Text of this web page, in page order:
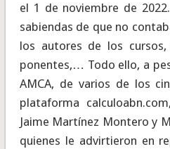
el 1 de noviembre de
sabiendas de que no
los autores de los
ponentes,… Todo ello, a
AMCA, de varios de los
plataforma
Jaime Martínez Montero y
quienes le advirtieron en